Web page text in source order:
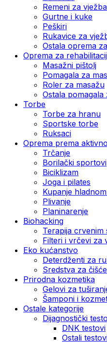
Remeni za
Gurtne i kuke
Peškiri
Rukavice za
Ostala oprema
Oprema za
Masažni pištolj
Pomagala za
Roler za masažu
Ostala
Torbe
Torbe za hranu
Sportske torbe
Ruksaci
Oprema prema
Trčanje
Borilački sportovi
Biciklizam
Joga i pilates
Kupanje
Plivanje
Planinarenje
Biohacking
Terapija crvenim
Filteri i vrčevi za
Eko kućanstvo
Deterdženti za
Sredstva za
Prirodna kozmetika
Gelovi za
Šamponi i
Ostale kategorije
Dijagnostički
DNK testovi
Ostali